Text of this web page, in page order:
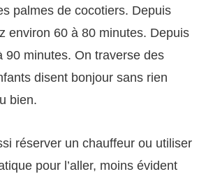
palmes de cocotiers. Depuis
environ 60 à 80 minutes. Depuis
90 minutes. On traverse des
disent bonjour sans rien
bien.
réserver un chauffeur ou utiliser
pour l’aller, moins évident